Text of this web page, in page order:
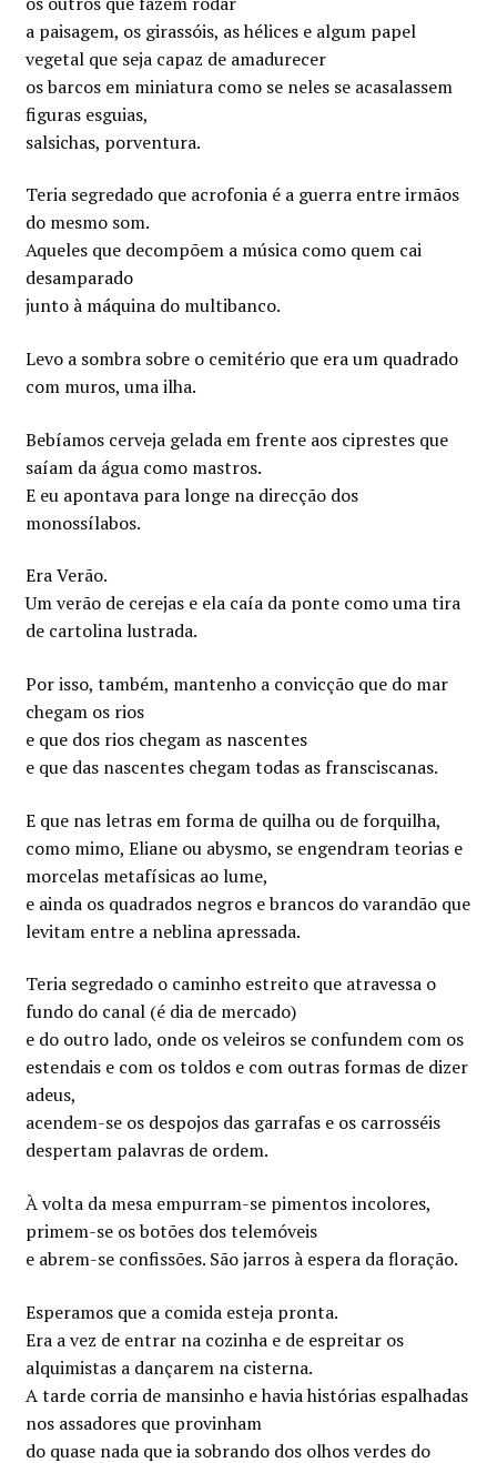
a paisagem, os girassóis, as hélices e algum papel
vegetal que seja capaz de amadurecer
os barcos em miniatura como se neles se acasalassem
figuras esguias,
salsichas, porventura.
Teria segredado que acrofonia é a guerra entre irmãos
do mesmo som.
Aqueles que decompõem a música como quem cai
desamparado
junto à máquina do multibanco.
Levo a sombra sobre o cemitério que era um quadrado
com muros, uma ilha.
Bebíamos cerveja gelada em frente aos ciprestes que
saíam da água como mastros.
E eu apontava para longe na direcção dos
monossílabos.
Era Verão.
Um verão de cerejas e ela caía da ponte como uma tira
de cartolina lustrada.
Por isso, também, mantenho a convicção que do mar
chegam os rios
e que dos rios chegam as nascentes
e que das nascentes chegam todas as fransciscanas.
E que nas letras em forma de quilha ou de forquilha,
como mimo, Eliane ou abysmo, se engendram teorias e
morcelas metafísicas ao lume,
e ainda os quadrados negros e brancos do varandão que
levitam entre a neblina apressada.
Teria segredado o caminho estreito que atravessa o
fundo do canal (é dia de mercado)
e do outro lado, onde os veleiros se confundem com os
estendais e com os toldos e com outras formas de dizer
adeus,
acendem-se os despojos das garrafas e os carrosséis
despertam palavras de ordem.
À volta da mesa empurram-se pimentos incolores,
primem-se os botões dos telemóveis
e abrem-se confissões. São jarros à espera da floração.
Esperamos que a comida esteja pronta.
Era a vez de entrar na cozinha e de espreitar os
alquimistas a dançarem na cisterna.
A tarde corria de mansinho e havia histórias espalhadas
nos assadores que provinham
do quase nada que ia sobrando dos olhos verdes do